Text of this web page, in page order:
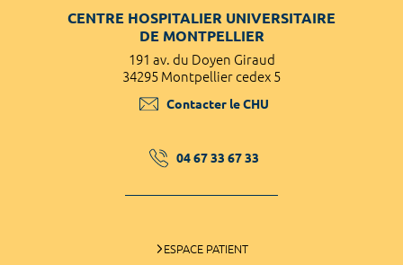
CENTRE HOSPITALIER UNIVERSITAIRE
DE MONTPELLIER
191 av. du Doyen Giraud
34295 Montpellier cedex 5
Contacter le CHU
04 67 33 67 33
ESPACE PATIENT